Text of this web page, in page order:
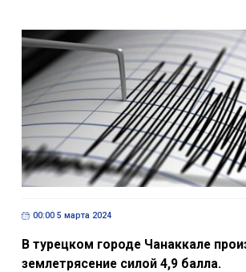
00:00 5 марта 2024
В турецком городе Чанаккале
землетрясение силой 4,9 балла.